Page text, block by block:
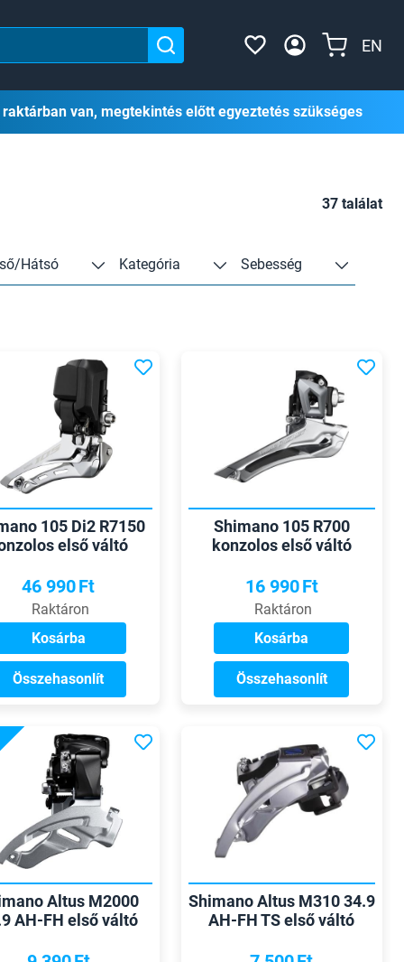
EN
van, megtekintés előtt egyeztetés szükséges
37 találat
Hátsó Kategória Sebesség
105 Di2 R7150
első váltó
46 990Ft
Raktáron
Kosárba
Összehasonlít
Shimano 105 R700
konzolos első váltó
16 990Ft
Raktáron
Kosárba
Összehasonlít
Altus M2000
AH-FH első váltó
Shimano Altus M310 34.9
AH-FH TS első váltó